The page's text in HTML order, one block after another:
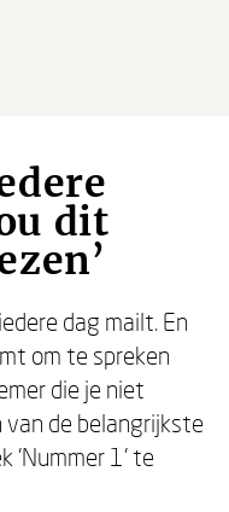
dit
dag mailt. En
om te spreken
die je niet
van de belangrijkste
'Nummer 1' te